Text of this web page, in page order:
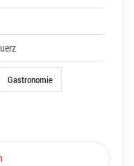
Gastronomie